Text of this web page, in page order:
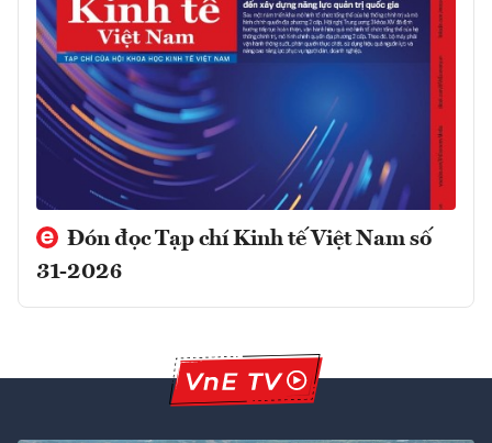
Đón đọc Tạp chí Kinh tế Việt Nam số
31-2026